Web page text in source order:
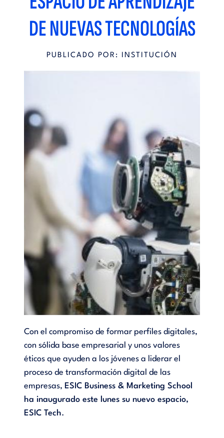
DE NUEVAS TECNOLOGÍAS
PUBLICADO POR: INSTITUCIÓN
Con el compromiso de formar perfiles digitales,
con sólida base empresarial y unos valores
éticos que ayuden a los jóvenes a liderar el
proceso de transformación digital de las
empresas, ESIC Business & Marketing School
ha inaugurado este lunes su nuevo espacio,
ESIC Tech.